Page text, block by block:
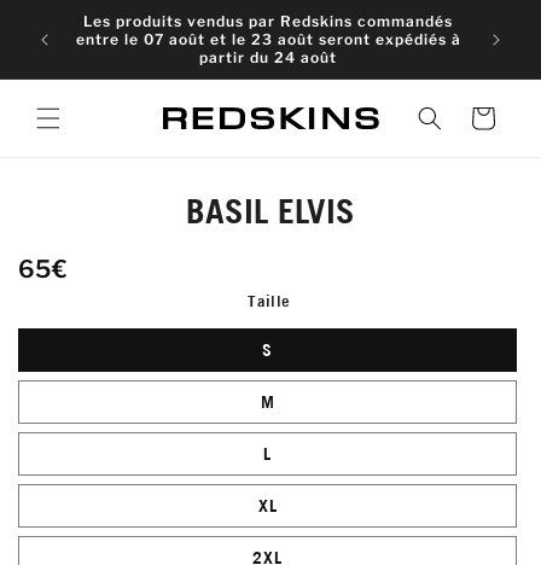
passer
au
Les produits vendus par Redskins commandés
entre le 07 août et le 23 août seront expédiés à
partir du 24 août
Panier
BASIL ELVIS
65€
Taille
S
M
L
XL
2XL